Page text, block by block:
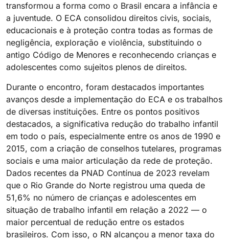
transformou a forma como o Brasil encara a infância e
a juventude. O ECA consolidou direitos civis, sociais,
educacionais e à proteção contra todas as formas de
negligência, exploração e violência, substituindo o
antigo Código de Menores e reconhecendo crianças e
adolescentes como sujeitos plenos de direitos.
Durante o encontro, foram destacados importantes
avanços desde a implementação do ECA e os trabalhos
de diversas instituições. Entre os pontos positivos
destacados, a significativa redução do trabalho infantil
em todo o país, especialmente entre os anos de 1990 e
2015, com a criação de conselhos tutelares, programas
sociais e uma maior articulação da rede de proteção.
Dados recentes da PNAD Contínua de 2023 revelam
que o Rio Grande do Norte registrou uma queda de
51,6% no número de crianças e adolescentes em
situação de trabalho infantil em relação a 2022 — o
maior percentual de redução entre os estados
brasileiros. Com isso, o RN alcançou a menor taxa do